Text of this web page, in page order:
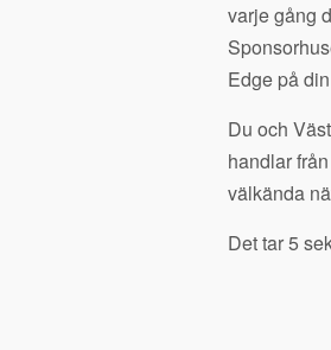
varje gång
Edge på
Du och
handlar
välkända
Det tar 5